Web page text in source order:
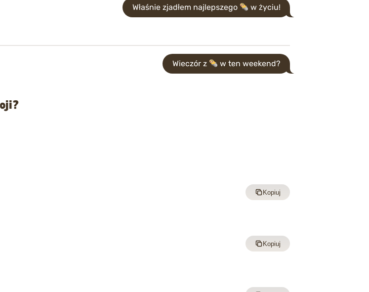
Właśnie zjadłem najlepszego w życiu!
Wieczór z w ten weekend?
Kopiuj
Kopiuj